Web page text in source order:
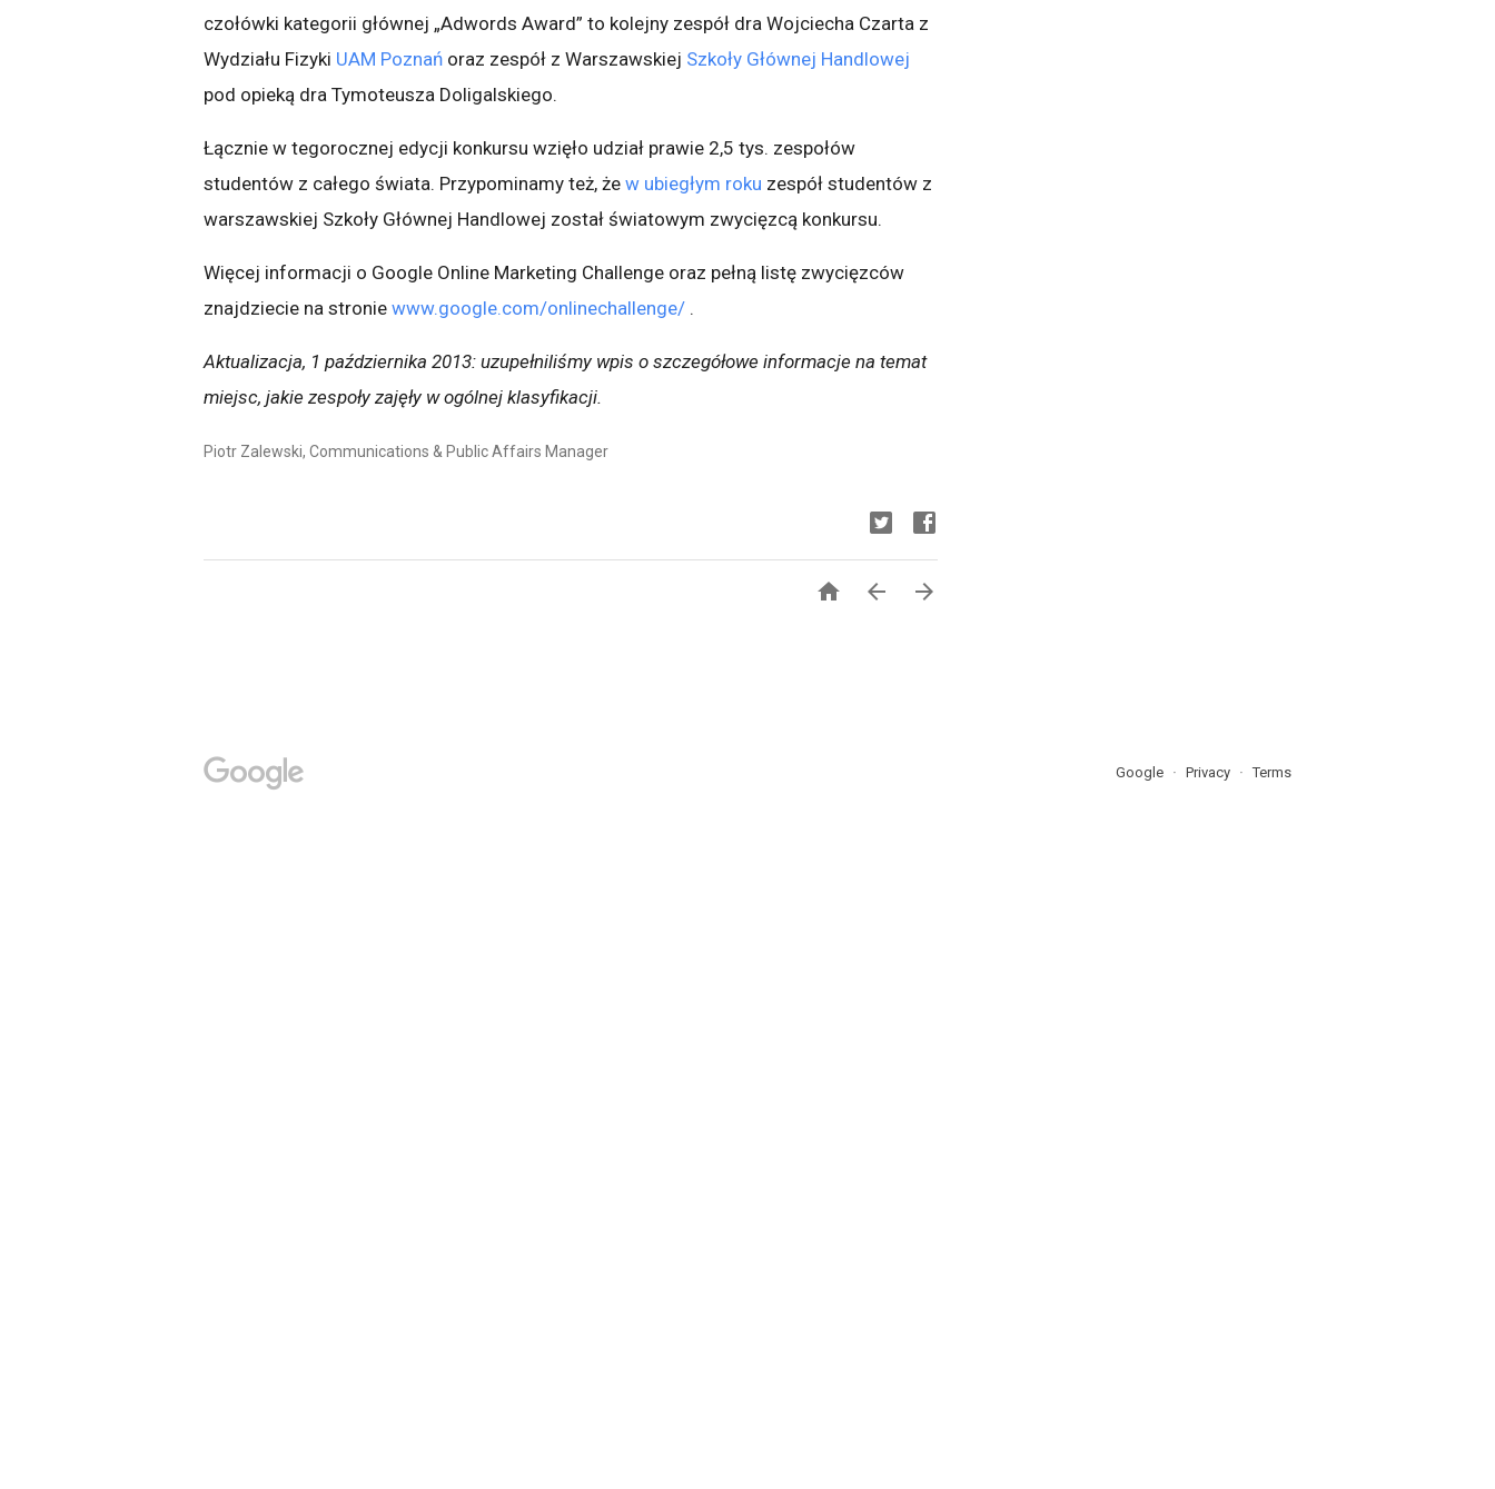
czołówki kategorii głównej „Adwords Award” to kolejny zespół dra Wojciecha Czarta z
Wydziału Fizyki UAM Poznań oraz zespół z Warszawskiej Szkoły Głównej Handlowej
pod opieką dra Tymoteusza Doligalskiego.
Łącznie w tegorocznej edycji konkursu wzięło udział prawie 2,5 tys. zespołów
studentów z całego świata. Przypominamy też, że w ubiegłym roku zespół studentów z
warszawskiej Szkoły Głównej Handlowej został światowym zwycięzcą konkursu.
Więcej informacji o Google Online Marketing Challenge oraz pełną listę zwycięzców
znajdziecie na stronie www.google.com/onlinechallenge/ .
Aktualizacja, 1 października 2013: uzupełniliśmy wpis o szczegółowe informacje na temat
miejsc, jakie zespoły zajęły w ogólnej klasyfikacji.
Piotr Zalewski, Communications & Public Affairs Manager
  
Google Privacy Terms